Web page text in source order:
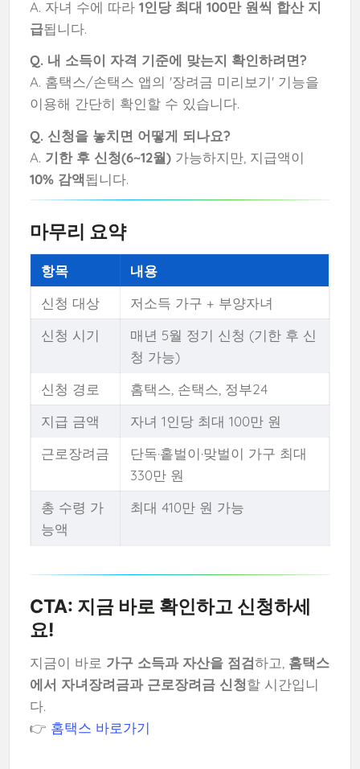
A. 자녀 수에 따라 1인당 최대 100만 원씩 합산 지
급됩니다.
Q. 내 소득이 자격 기준에 맞는지 확인하려면?
A. 홈택스/손택스 앱의 '장려금 미리보기' 기능을
이용해 간단히 확인할 수 있습니다.
Q. 신청을 놓치면 어떻게 되나요?
A. 기한 후 신청(6~12월)가능하지만, 지급액이
10% 감액됩니다.
마무리 요약
항목
내용
신청 대상
저소득 가구 + 부양자녀
신청 시기
매년 5월 정기 신청 (기한 후 신
청 가능)
신청 경로
홈택스, 손택스, 정부24
지급 금액
자녀 1인당 최대 100만 원
근로장려금
단독·홑벌이·맞벌이 가구 최대
330만 원
총 수령 가
능액
최대 410만 원 가능
CTA: 지금 바로 확인하고 신청하세
요!
지금이 바로 가구 소득과 자산을 점검하고, 홈택스
에서 자녀장려금과 근로장려금 신청할 시간입니
다.
👉 홈택스 바로가기